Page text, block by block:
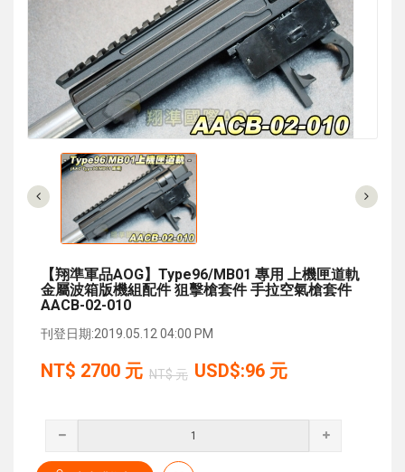
【翔準軍品AOG】Type96/MB01 專用 上機匣道軌
金屬波箱版機組配件 狙擊槍套件 手拉空氣槍套件
AACB-02-010
刊登日期:2019.05.12 04:00 PM
NT$ 2700 元 NT$ 元 USD$:96 元